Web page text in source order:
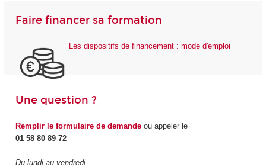
Faire financer sa formation
Les dispositifs de financement : mode d'emploi
Une question ?
Remplir le formulaire de demandeou appeler le
01 58 80 89 72
Du lundi au vendredi